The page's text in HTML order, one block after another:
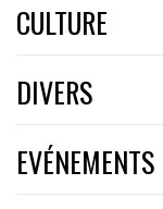
CULTURE
DIVERS
EVÉNEMENTS